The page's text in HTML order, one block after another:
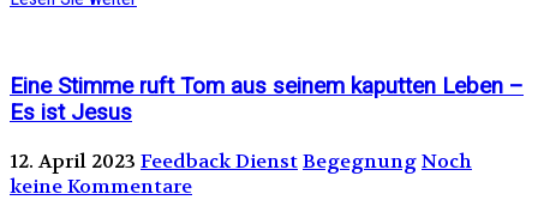
Eine Stimme ruft Tom aus seinem kaputten Leben –
Es ist Jesus
12. April 2023 Feedback DienstBegegnungNoch
keine Kommentare